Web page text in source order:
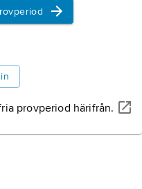
provperiod härifrån.